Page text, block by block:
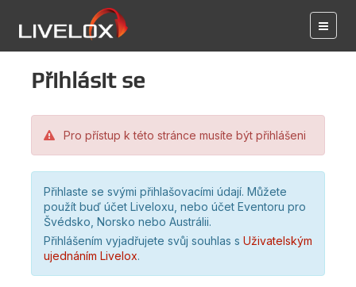
Přihlásit se
Pro přístup k této stránce musíte být přihlášeni
Přihlaste se svými přihlašovacími údají. Můžete
použít buď účet Liveloxu, nebo účet Eventoru pro
Švédsko, Norsko nebo Austrálii.
Přihlášením vyjadřujete svůj souhlas s Uživatelským
ujednáním Livelox.